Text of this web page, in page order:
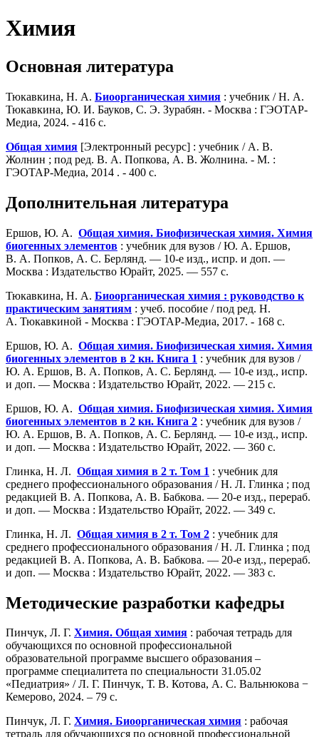
Химия
Основная литература
Тюкавкина, Н. А. Биоорганическая химия : учебник / Н. А.
Тюкавкина, Ю. И. Бауков, С. Э. Зурабян. - Москва : ГЭОТАР-
Медиа, 2024. - 416 с.
Общая химия [Электронный ресурс] : учебник / А. В.
Жолнин ; под ред. В. А. Попкова, А. В. Жолнина. - М. :
ГЭОТАР-Медиа, 2014 . - 400 с.
Дополнительная литература
Ершов, Ю. А. Общая химия. Биофизическая химия. Химия
биогенных элементов : учебник для вузов / Ю. А. Ершов,
В. А. Попков, А. С. Берлянд. — 10-е изд., испр. и доп. —
Москва : Издательство Юрайт, 2025. — 557 с.
Тюкавкина, Н. А. Биоорганическая химия : руководство к
практическим занятиям : учеб. пособие / под ред. Н.
А. Тюкавкиной - Москва : ГЭОТАР-Медиа, 2017. - 168 с.
Ершов, Ю. А. Общая химия. Биофизическая химия. Химия
биогенных элементов в 2 кн. Книга 1 : учебник для вузов /
Ю. А. Ершов, В. А. Попков, А. С. Берлянд. — 10-е изд., испр.
и доп. — Москва : Издательство Юрайт, 2022. — 215 с.
Ершов, Ю. А. Общая химия. Биофизическая химия. Химия
биогенных элементов в 2 кн. Книга 2 : учебник для вузов /
Ю. А. Ершов, В. А. Попков, А. С. Берлянд. — 10-е изд., испр.
и доп. — Москва : Издательство Юрайт, 2022. — 360 с.
Глинка, Н. Л. Общая химия в 2 т. Том 1 : учебник для
среднего профессионального образования / Н. Л. Глинка ; под
редакцией В. А. Попкова, А. В. Бабкова. — 20-е изд., перераб.
и доп. — Москва : Издательство Юрайт, 2022. — 349 с.
Глинка, Н. Л. Общая химия в 2 т. Том 2 : учебник для
среднего профессионального образования / Н. Л. Глинка ; под
редакцией В. А. Попкова, А. В. Бабкова. — 20-е изд., перераб.
и доп. — Москва : Издательство Юрайт, 2022. — 383 с.
Методические разработки кафедры
Пинчук, Л. Г. Химия. Общая химия : рабочая тетрадь для
обучающихся по основной профессиональной
образовательной программе высшего образования –
программе специалитета по специальности 31.05.02
«Педиатрия» / Л. Г. Пинчук, Т. В. Котова, А. С. Вальнюкова −
Кемерово, 2024. – 79 с.
Пинчук, Л. Г. Химия. Биоорганическая химия : рабочая
тетрадь для обучающихся по основной профессиональной